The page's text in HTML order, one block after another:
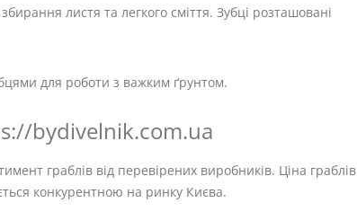
листя та легкого сміття. Зубці розташовані
для роботи з важким ґрунтом.
bydivelnik.com.ua
граблів від перевірених виробників. Ціна граблів
конкурентною на ринку Києва.